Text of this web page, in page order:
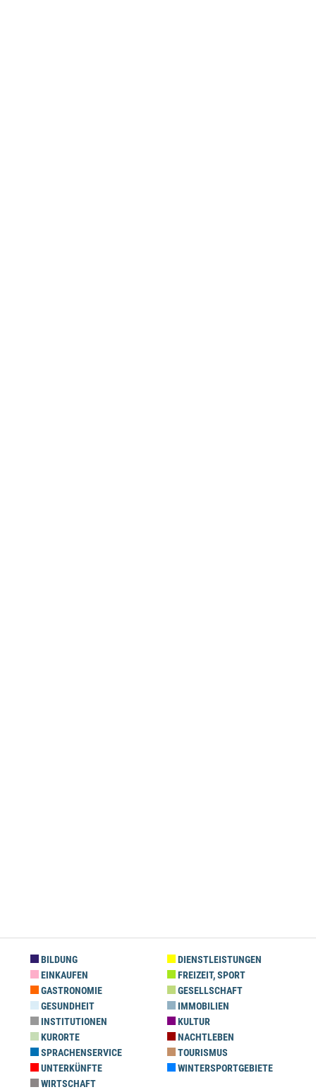
BILDUNG
DIENSTLEISTUNGEN
EINKAUFEN
FREIZEIT, SPORT
GASTRONOMIE
GESELLSCHAFT
GESUNDHEIT
IMMOBILIEN
INSTITUTIONEN
KULTUR
KURORTE
NACHTLEBEN
SPRACHENSERVICE
TOURISMUS
UNTERKÜNFTE
WINTERSPORTGEBIETE
WIRTSCHAFT